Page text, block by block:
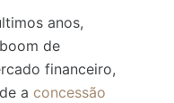
anos,
de
financeiro,
a concessão